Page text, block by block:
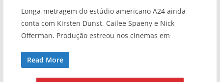
Longa-metragem do estúdio americano A24 ainda
conta com Kirsten Dunst, Cailee Spaeny e Nick
Offerman. Produção estreou nos cinemas em
Read More